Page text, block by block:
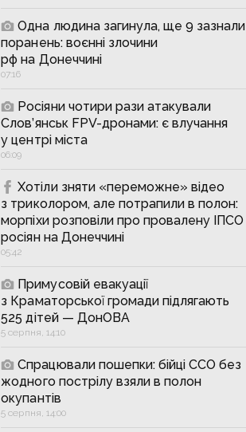
Одна людина загинула, ще 9 зазнали
поранень: воєнні злочини
рф на Донеччині
07:16
Росіяни чотири рази атакували
Слов’янськ FPV-дронами: є влучання
у центрі міста
06:09
Хотіли зняти «переможне» відео
з триколором, але потрапили в полон:
морпіхи розповіли про провалену ІПСО
росіян на Донеччині
05:42
Примусовій евакуації
з Краматорської громади підлягають
525 дітей — ДонОВА
5 серпня, 14:10
Спрацювали пошепки: бійці ССО без
жодного пострілу взяли в полон
окупантів
5 серпня, 14:00